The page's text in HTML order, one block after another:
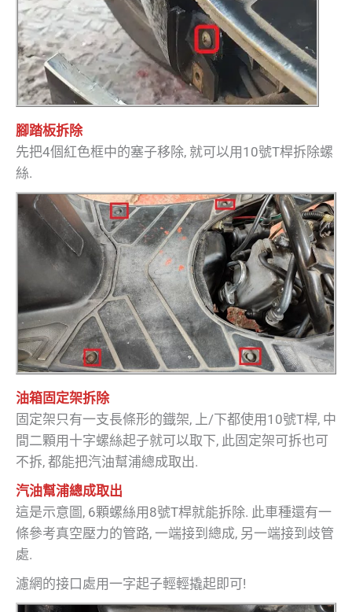
腳踏板拆除
先把4個紅色框中的塞子移除, 就可以用10號T桿拆除螺
絲.
油箱固定架拆除
固定架只有一支長條形的鐡架, 上/下都使用10號T桿, 中
間二顆用十字螺絲起子就可以取下, 此固定架可拆也可
不拆, 都能把汽油幫浦總成取出.
汽油幫浦總成取出
這是示意圖, 6顆螺絲用8號T桿就能拆除. 此車種還有一
條參考真空壓力的管路, 一端接到總成, 另一端接到歧管
處.
濾網的接口處用一字起子輕輕撬起即可!